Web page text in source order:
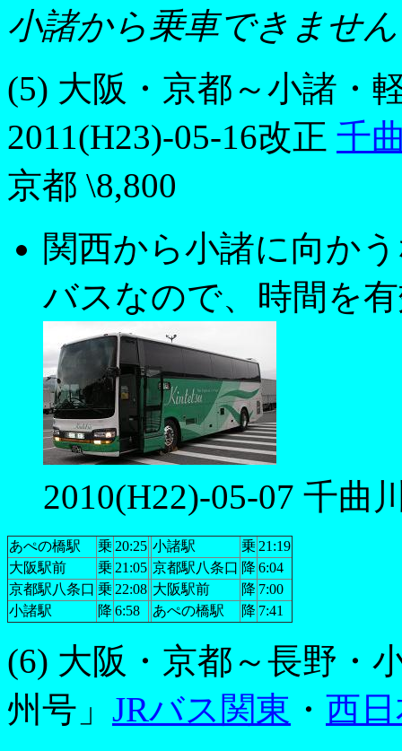
小諸から乗車できません
(5) 大阪・京都～小諸・
2011(H23)-05-16改正 千
京都 \8,800
関西から小諸に向か
バスなので、時間を
2010(H22)-05-07 千曲
あぺの橋駅 乗 20:25 小諸駅 乗 21:19
大阪駅前
乗 21:05 京都駅八条口 降 6:04
京都駅八条口 乗 22:08 大阪駅前 降 7:00
小諸駅
降 6:58 あぺの橋駅 降 7:41
(6) 大阪・京都～長野・
州号」 JRバス関東 ・ 西